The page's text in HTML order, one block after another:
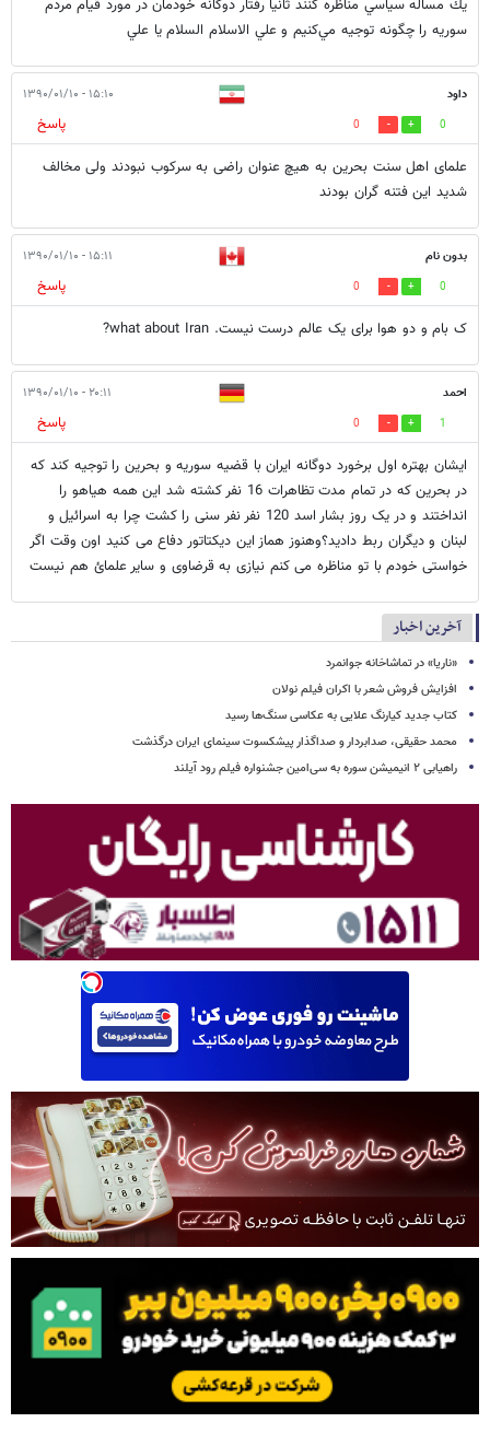
يك مساله سياسي مناظره كنند ثانيا رفتار دوگانه خودمان در مورد قيام مردم
سوريه را چگونه توجيه مي‌كنيم و علي الاسلام السلام يا علي
داود ۱۵:۱۰ - ۱۳۹۰/۰۱/۱۰
0
0
پاسخ
علمای اهل سنت بحرین به هیچ عنوان راضی به سرکوب نبودند ولی مخالف
شدید این فتنه گران بودند
بدون نام ۱۵:۱۱ - ۱۳۹۰/۰۱/۱۰
0
0
پاسخ
ک بام و دو هوا برای یک عالم درست نیست. what about Iran?
احمد ۲۰:۱۱ - ۱۳۹۰/۰۱/۱۰
1
0
پاسخ
ایشان بهتره اول برخورد دوگانه ایران با قضیه سوریه و بحرین را توجیه کند که
در بحرین که در تمام مدت تظاهرات 16 نفر کشته شد این همه هیاهو را
انداختند و در یک روز بشار اسد 120 نفر نفر سنی را کشت چرا به اسرائیل و
لبنان و دیگران ربط دادید؟وهنوز هماز این دیکتاتور دفاع می کنید اون وقت اگر
خواستی خودم با تو مناظره می کنم نیازی به قرضاوی و سایر علمائ هم نیست
آخرین اخبار
«ناریا» در تماشاخانه جوانمرد
افزایش فروش شعر با اکران فیلم نولان
کتاب جدید کیارنگ علایی به عکاسی سنگ‌ها رسید
محمد حقیقی، صدابردار و صداگذار پیشکسوت سینمای ایران درگذشت
راهیابی ۲ انیمیشن سوره به سی‌امین جشنواره فیلم رود آیلند